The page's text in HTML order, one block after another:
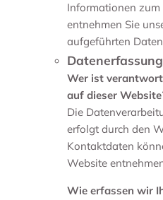
Informationen
entnehmen Sie
aufgeführten
Wer ist
auf dieser
Die
erfolgt durch den
Kontaktdaten
Website
Wie erfassen wir